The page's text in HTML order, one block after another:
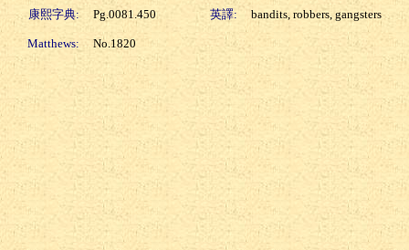
康熙字典: Pg.0081.450 英譯: bandits, robbers, gangsters
Matthews: No.1820